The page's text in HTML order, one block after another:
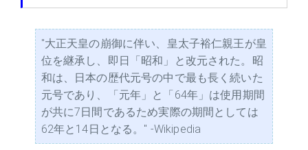
"大正天皇の崩御に伴い、皇太子裕仁親王が皇
位を継承し、即日「昭和」と改元された。昭
和は、日本の歴代元号の中で最も長く続いた
元号であり、「元年」と「64年」は使用期間
が共に7日間であるため実際の期間としては
62年と14日となる。" -Wikipedia